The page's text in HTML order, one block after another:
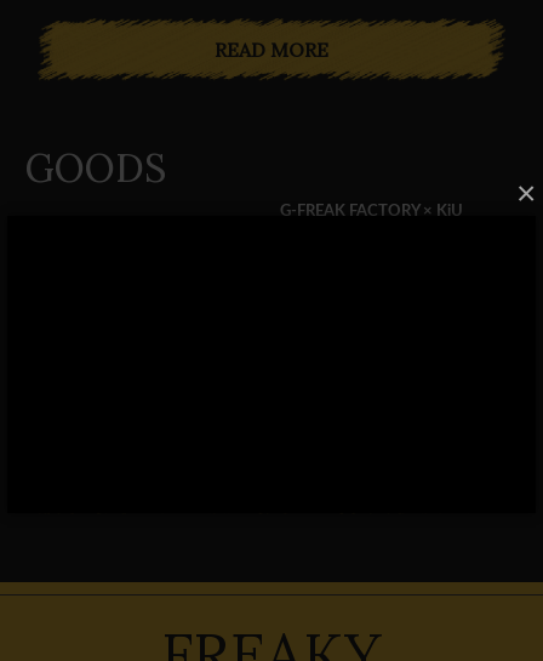
×
READ MORE
GOODS
G-FREAK FACTORY × KiU